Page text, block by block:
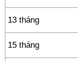
13 tháng
15 tháng